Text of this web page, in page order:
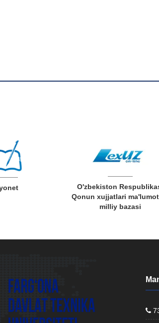
Respublikasi
xujjatlari ma'lumotlari
O‘zbekiston
ta’lim, fan va
vazirligi